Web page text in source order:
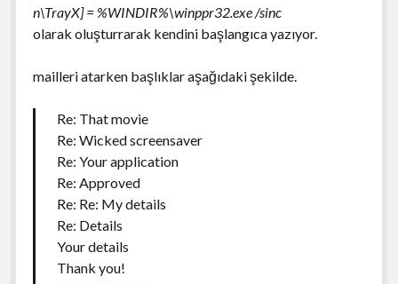
n\TrayX] = %WINDIR%\winppr32.exe /sinc
olarak oluşturrarak kendini başlangıca yazıyor.
mailleri atarken başlıklar aşağıdaki şekilde.
Re: That movie
Re: Wicked screensaver
Re: Your application
Re: Approved
Re: Re: My details
Re: Details
Your details
Thank you!